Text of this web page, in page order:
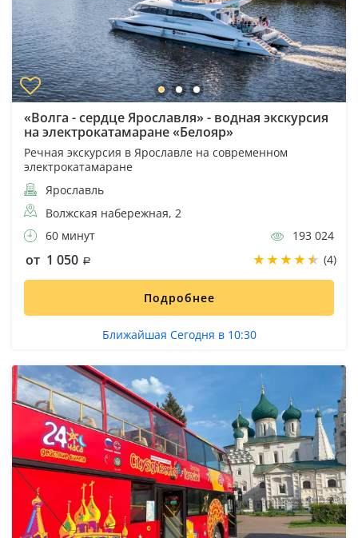
«Волга - сердце Ярославля» - водная экскурсия
на электрокатамаране «Белояр»
Речная экскурсия в Ярославле на современном
электрокатамаране
Ярославль
Волжская набережная, 2
60 минут
193 024
от 1 050 (4)
Подробнее
Ближайшая Сегодня в 10:30